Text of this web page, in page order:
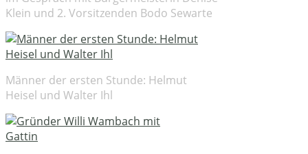
Klein und 2. Vorsitzenden Bodo Sewarte
Männer der ersten Stunde: Helmut
Heisel und Walter Ihl